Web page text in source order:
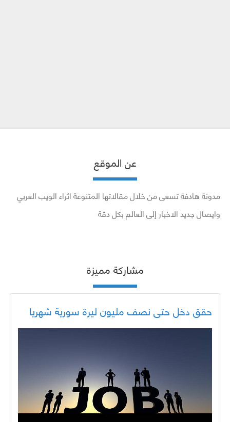
عن الموقع
مدونة هادفة تسعى من خلال مقالاتها المتنوعة اثراء الويب العربي
وايصال جديد الاخبار إلى العالم بكل دقة
مشاركة مميزة
حقق دخل حتى نصف مليون ليرة سورية شهريا